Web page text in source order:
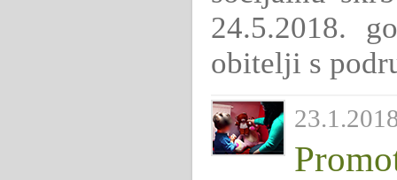
24.5.2018.
obitelji s